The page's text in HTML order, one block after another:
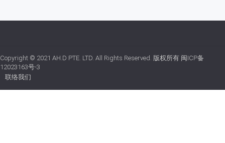
Copyright © 2021 AH.D PTE. LTD. All Rights Reserved. 版权所有 闽ICP备
12023163号-3
联络我们